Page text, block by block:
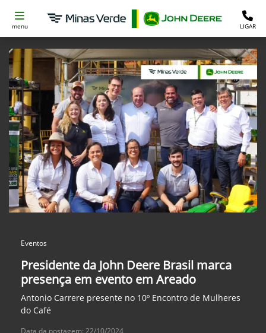
menu LIGAR
Eventos
Presidente da John Deere Brasil marca
presença em evento em Areado
Antonio Carrere presente no 10º Encontro de Mulheres
do Café